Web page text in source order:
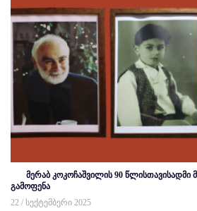
მერაბ კოკოჩაშვილის 90 წლისთავისადმი
გამოფენა
22 / სექტემბერი 2025